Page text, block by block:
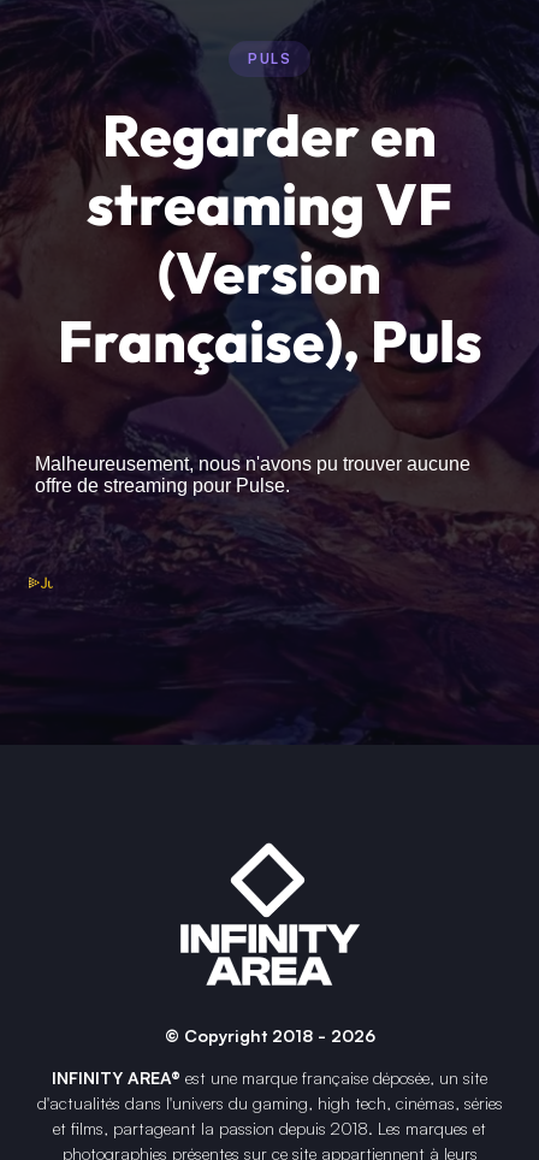
PULS
Regarder en
streaming VF
(Version
Française), Puls
© Copyright 2018 - 2026
INFINITY AREA® est une marque française déposée, un site
d'actualités dans l'univers du gaming, high tech, cinémas, séries
et films, partageant la passion depuis 2018. Les marques et
photographies présentes sur ce site appartiennent à leurs